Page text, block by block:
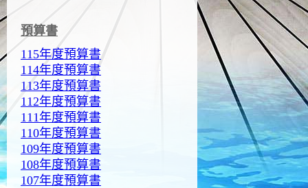
預算書
115年度預算書
114年度預算書
113年度預算書
112年度預算書
111年度預算書
110年度預算書
109年度預算書
108年度預算書
107年度預算書